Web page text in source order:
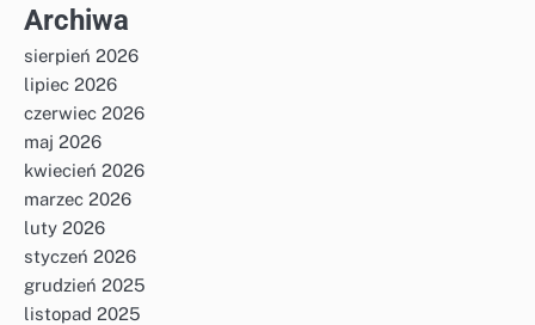
Archiwa
sierpień 2026
lipiec 2026
czerwiec 2026
maj 2026
kwiecień 2026
marzec 2026
luty 2026
styczeń 2026
grudzień 2025
listopad 2025